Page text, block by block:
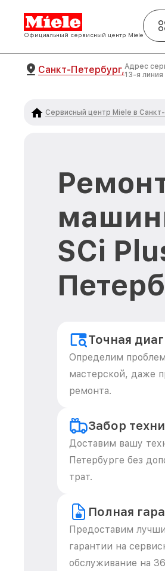
Официальный сервисный центр Miele
Санкт-Петербург,Адрес
13-я
Сервисный центр Miele в
SCi
Точная
Определим
мастерской, даже
ремонта.
Забор
Доставим вашу
Петербурге без
трат.
Полная
Предоставим
гарантии на
обслуживание на